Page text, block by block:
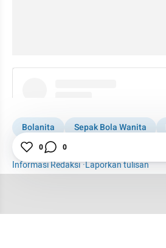
Bolanita Sepak Bola Wanita
Sepak Bola
Informasi Redaksi·Laporkan tulisan
0 0